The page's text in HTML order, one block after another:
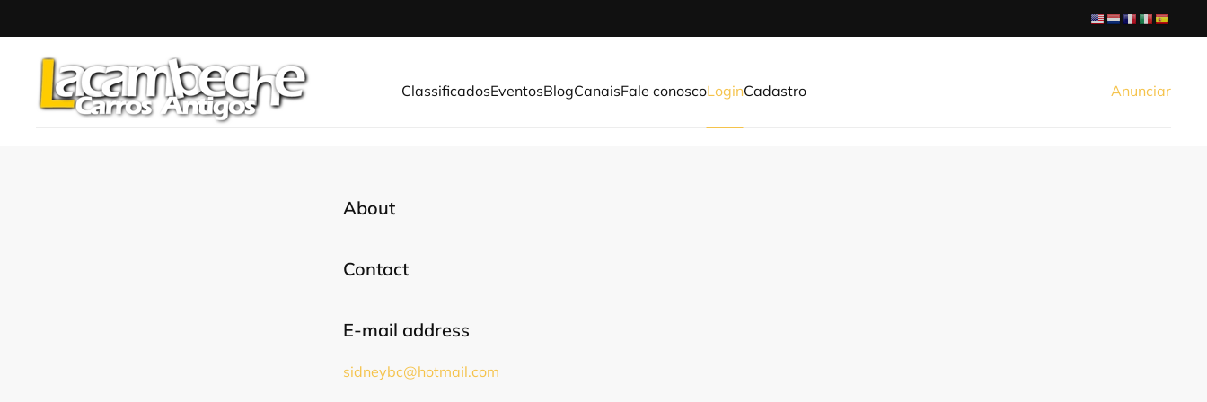
Skip to main content
ClassificadosEventosBlogCanaisFale conoscoLoginCadastro Anunciar
About
Contact
E-mail address
sidneybc@hotmail.com